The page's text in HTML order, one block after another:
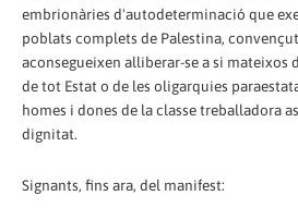
embrionàries d'autodeterminació que
poblats complets de Palestina,
aconsegueixen alliberar-se a si
de tot Estat o de les oligarquies
homes i dones de la classe treballadora
dignitat.
Signants, fins ara, del manifest: